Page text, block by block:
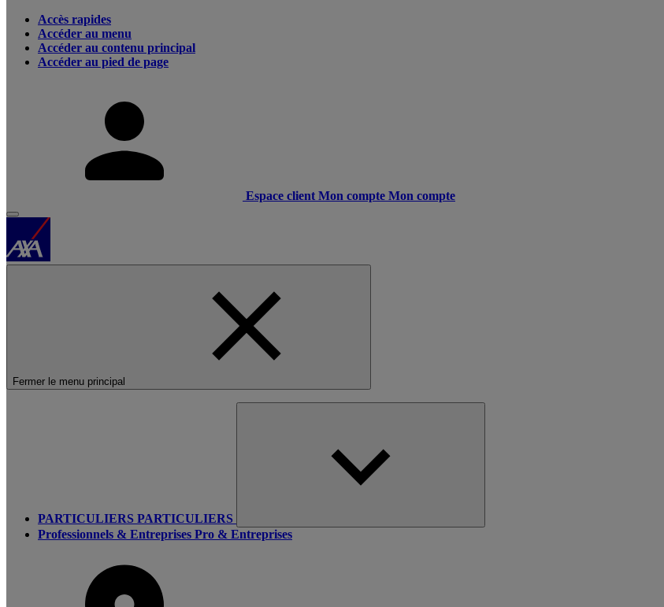
Accès rapides
Accéder au menu
Accéder au contenu principal
Accéder au pied de page
Espace client Mon compte Mon compte
Fermer le menu principal
PARTICULIERS PARTICULIERS
Professionnels & Entreprises Pro & Entreprises